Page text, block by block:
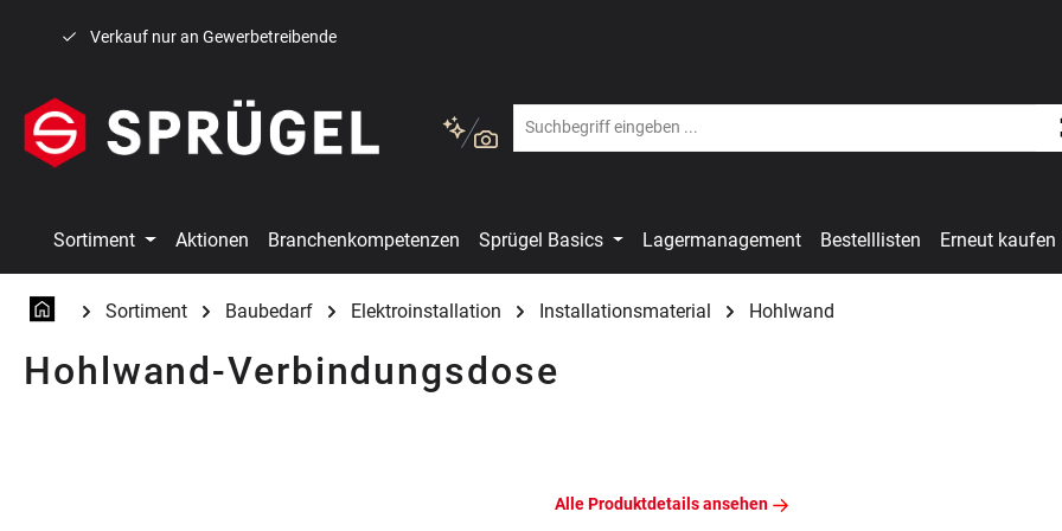
Verkauf nur an Gewerbetreibende
Sortiment Aktionen Branchenkompetenzen Sprügel Basics Lagermanagement Bestelllisten Erneut kaufen
Sortiment Baubedarf Elektroinstallation Installationsmaterial Hohlwand
Hohlwand-Verbindungsdose
Alle Produktdetails ansehen